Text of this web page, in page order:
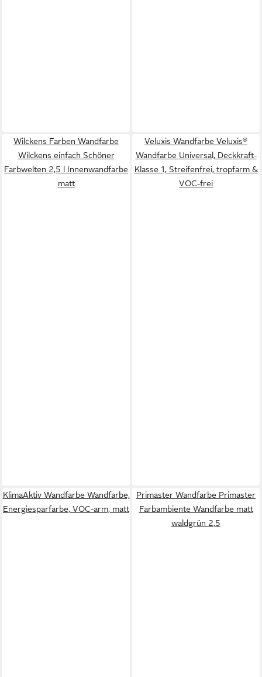
Wilckens Farben Wandfarbe
Wilckens einfach Schöner
Farbwelten 2,5 l Innenwandfarbe
matt
Veluxis Wandfarbe Veluxis®
Wandfarbe Universal, Deckkraft-
Klasse 1, Streifenfrei, tropfarm &
VOC-frei
KlimaAktiv Wandfarbe Wandfarbe,
Energiesparfarbe, VOC-arm, matt
Primaster Wandfarbe Primaster
Farbambiente Wandfarbe matt
waldgrün 2,5